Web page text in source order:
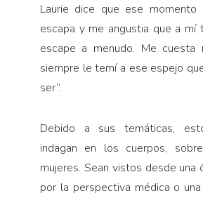
Laurie dice que ese
escapa y me angustia que a mí
escape a menudo. Me cuesta
siempre le temí a ese espejo
ser”.
Debido a sus temáticas,
indagan en los cuerpos,
mujeres. Sean vistos desde una
por la perspectiva médica o